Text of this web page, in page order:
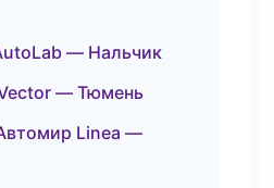
— Нальчик
Vector — Тюмень
Linea —